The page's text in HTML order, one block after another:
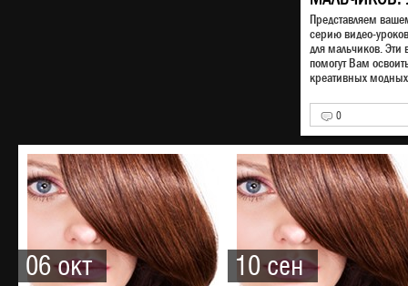
Представляем
серию видео-
для мальчиков. Эти
помогут Вам
креативных
0
06 окт 10 сен